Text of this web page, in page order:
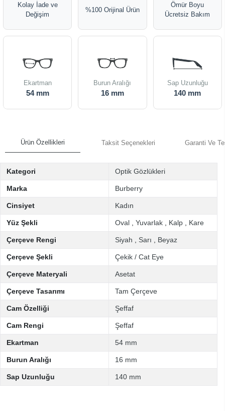
Kolay İade ve
Değişim
%100 Orijinal Ürün
Ömür Boyu
Ücretsiz Bakım
Ekartman
54 mm
Burun Aralığı
16 mm
Sap Uzunluğu
140 mm
Ürün Özellikleri Taksit Seçenekleri Garanti Ve
Kategori Optik Gözlükleri
Marka Burberry
Cinsiyet Kadın
Yüz Şekli Oval Yuvarlak Kalp Kare
Çerçeve Rengi Siyah Sarı Beyaz
Çerçeve Şekli Çekik / Cat Eye
Çerçeve Materyali Asetat
Çerçeve Tasarımı Tam Çerçeve
Cam Özelliği Şeffaf
Cam Rengi Şeffaf
Ekartman 54 mm
Burun Aralığı 16 mm
Sap Uzunluğu 140 mm